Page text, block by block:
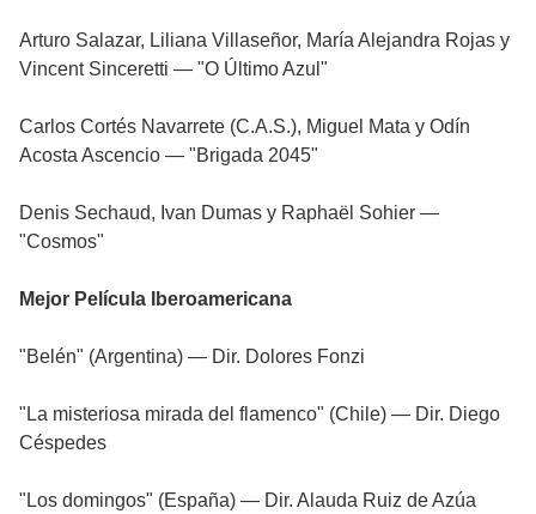
Arturo Salazar, Liliana Villaseñor, María Alejandra Rojas y
Vincent Sinceretti — "O Último Azul"
Carlos Cortés Navarrete (C.A.S.), Miguel Mata y Odín
Acosta Ascencio — "Brigada 2045"
Denis Sechaud, Ivan Dumas y Raphaël Sohier —
"Cosmos"
Mejor Película Iberoamericana
"Belén" (Argentina) — Dir. Dolores Fonzi
"La misteriosa mirada del flamenco" (Chile) — Dir. Diego
Céspedes
"Los domingos" (España) — Dir. Alauda Ruiz de Azúa